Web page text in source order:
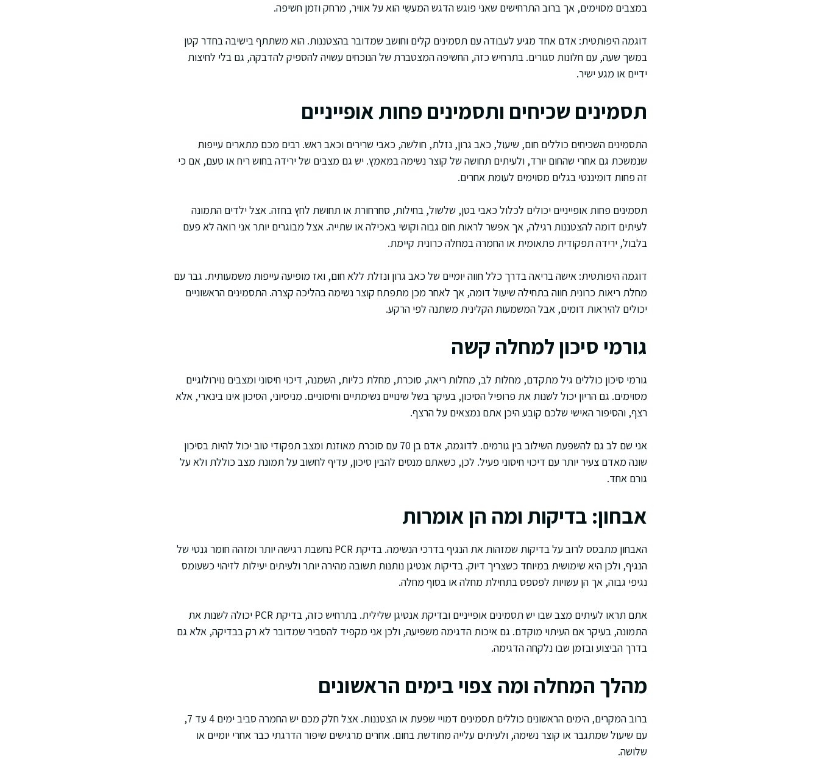
במצבים מסוימים, אך ברוב התרחישים שאני פוגש הדגש המעשִי הוא על אוויר, מרחק וזמן חשיפה.
דוגמה היפותטית: אדם אחד מגיע לעבודה עם תסמינים קלים וחושב שמדובר בהצטננות. הוא משתתף בישיבה בחדר קטן
במשך שעה, עם חלונות סגורים. בתרחיש כזה, החשיפה המצטברת של הנוכחים עשויה להספיק להדבקה, גם בלי לחיצות
ידיים או מגע ישיר.
תסמינים שכיחים ותסמינים פחות אופייניים
התסמינים השכיחים כוללים חום, שיעול, כאב גרון, נזלת, חולשה, כאבי שרירים וכאב ראש. רבים מכם מתארים עייפות
שנמשכת גם אחרי שהחום יורד, ולעיתים תחושה של קוצר נשימה במאמץ. יש גם מצבים של ירידה בחוש ריח או טעם, אם כי
זה פחות דומיננטי בגלים מסוימים לעומת אחרים.
תסמינים פחות אופייניים יכולים לכלול כאבי בטן, שלשול, בחילות, סחרחורת או תחושת לחץ בחזה. אצל ילדים התמונה
לעיתים דומה להצטננות רגילה, אך אפשר לראות חום גבוה וקושי באכילה או שתייה. אצל מבוגרים יותר אני רואה לא פעם
בלבול, ירידה תפקודית פתאומית או החמרה במחלה כרונית קיימת.
דוגמה היפותטית: אישה בריאה בדרך כלל חווה יומיים של כאב גרון ונזלת ללא חום, ואז מופיעה עייפות משמעותית. גבר עם
מחלת ריאות כרונית חווה בתחילה שיעול דומה, אך לאחר מכן מתפתח קוצר נשימה בהליכה קצרה. התסמינים הראשוניים
יכולים להיראות דומים, אבל המשמעות הקלינית משתנה לפי הרקע.
גורמי סיכון למחלה קשה
גורמי סיכון כוללים גיל מתקדם, מחלות לב, מחלות ריאה, סוכרת, מחלת כליות, השמנה, דיכוי חיסוני ומצבים נוירולוגיים
מסוימים. גם הריון יכול לשנות את פרופיל הסיכון, בעיקר בשל שינויים נשימתיים וחיסוניים. מניסיוני, הסיכון אינו בינארי, אלא
רצף, והסיפור האישי שלכם קובע היכן אתם נמצאים על הרצף.
אני שם לב גם להשפעת השילוב בין גורמים. לדוגמה, אדם בן 70 עם סוכרת מאוזנת ומצב תפקודי טוב יכול להיות בסיכון
שונה מאדם צעיר יותר עם דיכוי חיסוני פעיל. לכן, כשאתם מנסים להבין סיכון, עדיף לחשוב על תמונת מצב כוללת ולא על
גורם אחד.
אבחון: בדיקות ומה הן אומרות
האבחון מתבסס לרוב על בדיקות שמזהות את הנגיף בדרכי הנשימה. בדיקת PCR נחשבת רגישה יותר ומזהה חומר גנטי של
הנגיף, ולכן היא שימושית במיוחד כשצריך דיוק. בדיקות אנטיגן נותנות תשובה מהירה יותר ולעיתים יעילות לזיהוי כשעומס
נגיפי גבוה, אך הן עשויות לפספס בתחילת מחלה או בסוף מחלה.
אתם תראו לעיתים מצב שבו יש תסמינים אופייניים ובדיקת אנטיגן שלילית. בתרחיש כזה, בדיקת PCR יכולה לשנות את
התמונה, בעיקר אם העיתוי מוקדם. גם איכות הדגימה משפיעה, ולכן אני מקפיד להסביר שמדובר לא רק בבדיקה, אלא גם
בדרך הביצוע ובזמן שבו נלקחה הדגימה.
מהלך המחלה ומה צפוי בימים הראשונים
ברוב המקרים, הימים הראשונים כוללים תסמינים דמויי שפעת או הצטננות. אצל חלק מכם יש החמרה סביב ימים 4 עד 7,
עם שיעול שמתגבר או קוצר נשימה, ולעיתים עלייה מחודשת בחום. אחרים מרגישים שיפור הדרגתי כבר אחרי יומיים או
שלושה.